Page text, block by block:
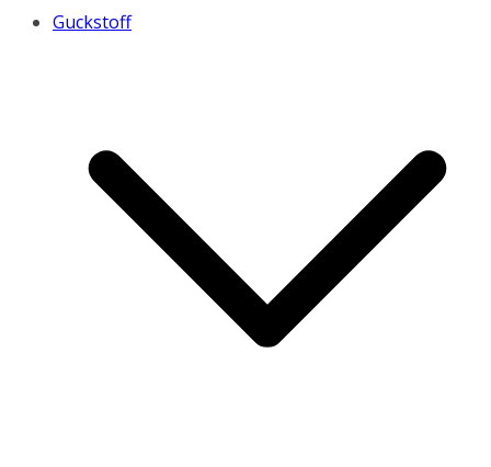
Guckstoff